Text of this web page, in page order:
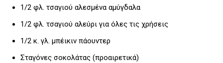
1/2 φλ. τσαγιού αλεσμένα αμύγδαλα
1/2 φλ. τσαγιού αλεύρι για όλες τις χρήσεις
1/2 κ. γλ. μπέικιν πάουντερ
Σταγόνες σοκολάτας (προαιρετικά)